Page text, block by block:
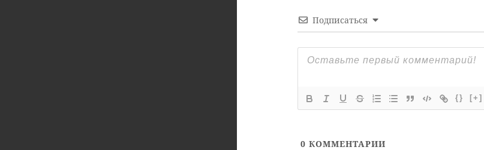
Подписаться
{} [+]
0 КОММЕНТАРИИ